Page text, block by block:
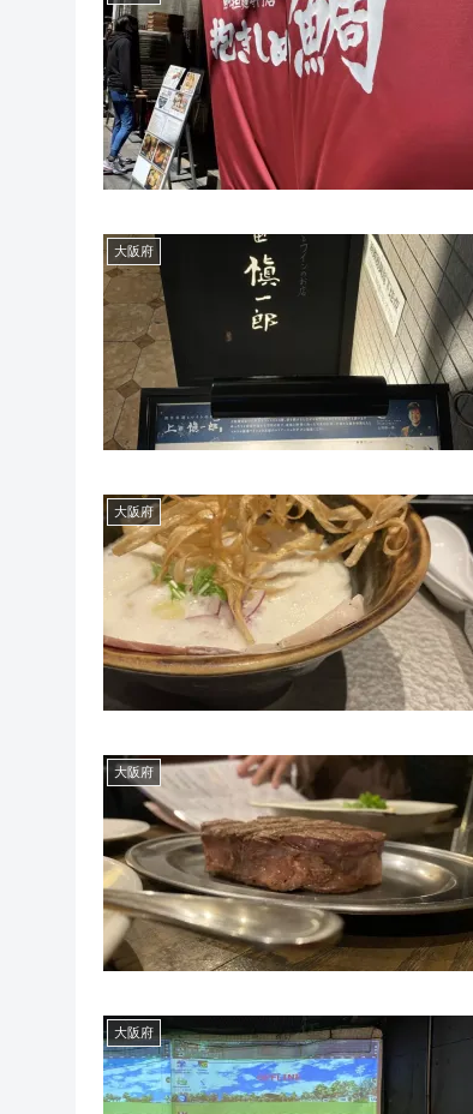
大阪府
大阪府
大阪府
大阪府